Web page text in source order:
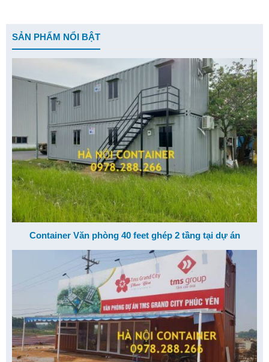
SẢN PHẨM NỔI BẬT
Container Văn phòng 40 feet ghép 2 tầng tại dự án